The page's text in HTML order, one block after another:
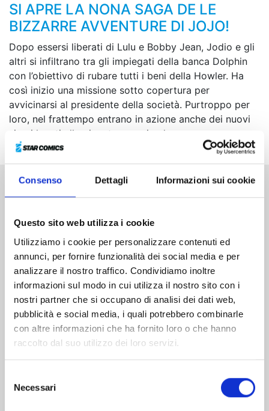
Consenso Dettagli Informazioni sui cookie
Questo sito web utilizza i cookie
Utilizziamo i cookie per personalizzare contenuti ed
annunci, per fornire funzionalità dei social media e per
analizzare il nostro traffico. Condividiamo inoltre
informazioni sul modo in cui utilizza il nostro sito con i
nostri partner che si occupano di analisi dei dati web,
pubblicità e social media, i quali potrebbero combinarle
con altre informazioni che ha fornito loro o che hanno
raccolto dal suo utilizzo dei loro servizi.
delNecessari
SI APRE LA NONA SAGA DE LE
BIZZARRE AVVENTURE DI JOJO!
Dopo essersi liberati di Lulu e Bobby Jean, Jodio e gli
altri si infiltrano tra gli impiegati della banca Dolphin
con l’obiettivo di rubare tutti i beni della Howler. Ha
così inizio una missione sotto copertura per
avvicinarsi al presidente della società. Purtroppo per
loro, nel frattempo entrano in azione anche dei nuovi
sicari legati alla gigantesca azienda...
Altri volumi della serie